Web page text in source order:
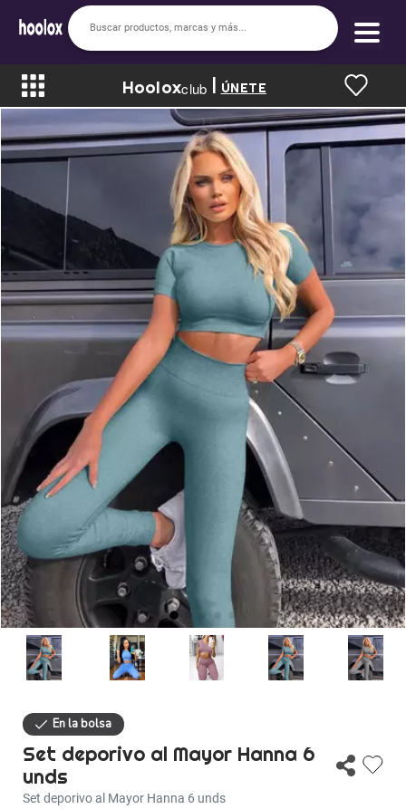
Bienvenido a hoolox
La evolución de la moda en línea.
Iniciar sesión Registrarse
Inicio
Soy nuevo
Mis compras
Club de Recompensas
Romper el Precio
Programa UGC
Iniciar sesión
Hooloxclub ÚNETE
Set deporivo al Mayor Hanna 6
unds
Set deporivo al Mayor Hanna 6 unds